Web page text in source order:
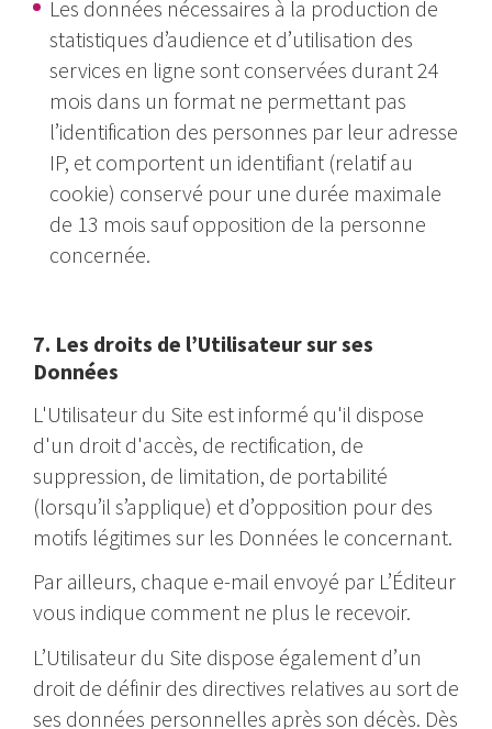
Les données nécessaires à la production de
statistiques d’audience et d’utilisation des
services en ligne sont conservées durant 24
mois dans un format ne permettant pas
l’identification des personnes par leur adresse
IP, et comportent un identifiant (relatif au
cookie) conservé pour une durée maximale
de 13 mois sauf opposition de la personne
concernée.
7. Les droits de l’Utilisateur sur ses
Données
L'Utilisateur du Site est informé qu'il dispose
d'un droit d'accès, de rectification, de
suppression, de limitation, de portabilité
(lorsqu’il s’applique) et d’opposition pour des
motifs légitimes sur les Données le concernant.
Par ailleurs, chaque e-mail envoyé par L’Éditeur
vous indique comment ne plus le recevoir.
L’Utilisateur du Site dispose également d’un
droit de définir des directives relatives au sort de
ses données personnelles après son décès. Dès